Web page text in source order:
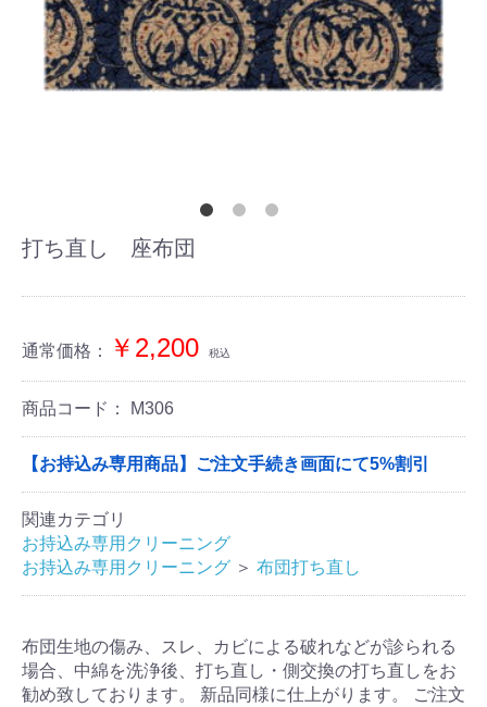
打ち直し 座布団
通常価格： ￥2,200 税込
商品コード： M306
【お持込み専用商品】ご注文手続き画面にて5%割引
関連カテゴリ
お持込み専用クリーニング
お持込み専用クリーニング ＞ 布団打ち直し
布団生地の傷み、スレ、カビによる破れなどが診られる
場合、中綿を洗浄後、打ち直し・側交換の打ち直しをお
勧め致しております。 新品同様に仕上がります。 ご注文